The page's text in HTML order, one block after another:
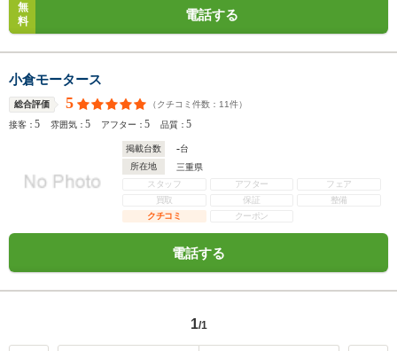
無
料
電話する
小倉モータース
総合評価 5 （クチコミ件数： 11件）
接客：5 雰囲気：5 アフター：5 品質：5
掲載台数 -台
所在地
三重県
スタッフ
アフター
フェア
買取
保証
整備
クチコミ
クーポン
電話する
1/1